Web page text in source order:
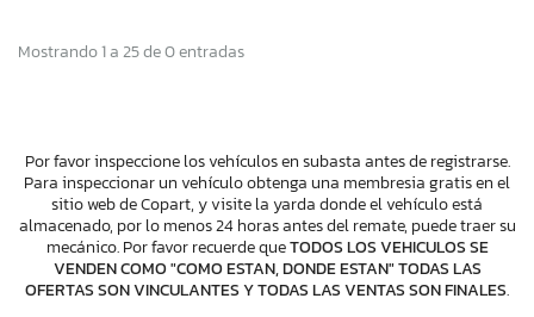
Mostrando 1 a 25 de 0 entradas
Por favor inspeccione los vehículos en subasta antes de registrarse.
Para inspeccionar un vehículo obtenga una membresia gratis en el
sitio web de Copart, y visite la yarda donde el vehículo está
almacenado, por lo menos 24 horas antes del remate, puede traer su
mecánico. Por favor recuerde queTODOS LOS VEHICULOS SE
VENDEN COMO "COMO ESTAN, DONDE ESTAN" TODAS LAS
OFERTAS SON VINCULANTES Y TODAS LAS VENTAS SON FINALES.